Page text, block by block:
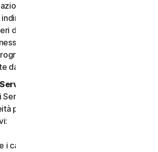
che fanno riferimento ad altri siti
e-mail, informazioni di
di telefono o altre informazioni
e (vii) non fornirà Invii che
o file di computer
dannosi.
oppure introdurre o variare i
per i Servizi, per uno o più dei
i cambiamenti delle tecnologie;